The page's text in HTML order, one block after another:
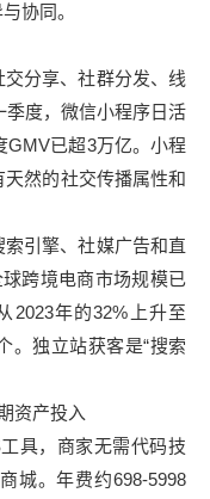
协同。
分享、社群分发、线
度，微信小程序日活
GMV已超3万亿。小程
然的社交传播属性和
引擎、社媒广告和直
跨境电商市场规模已
2023年的32%上升至
。独立站获客是“搜索
资产投入
具，商家无需代码技
城。年费约698-5998